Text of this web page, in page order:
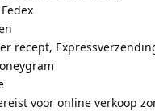
recept,
voor online verkoop